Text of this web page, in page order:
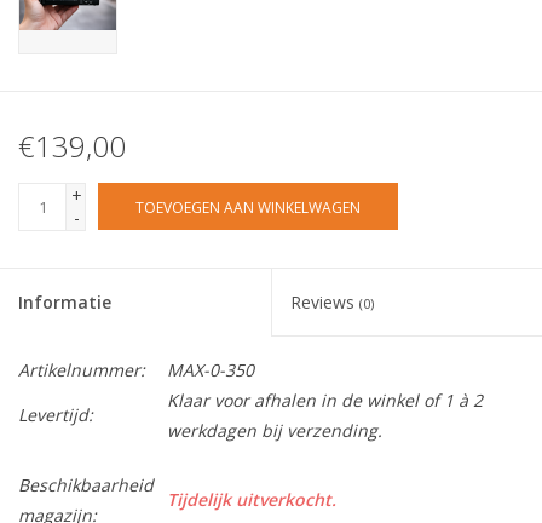
€139,00
+
-
TOEVOEGEN AAN WINKELWAGEN
Informatie Reviews (0)
Artikelnummer:
MAX-0-350
Levertijd:
Klaar voor afhalen in de winkel of 1 à 2
werkdagen bij verzending.
Beschikbaarheid
magazijn:
Tijdelijk uitverkocht.